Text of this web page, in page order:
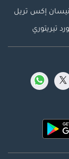
نيسان إكس تريل
تيريتوري